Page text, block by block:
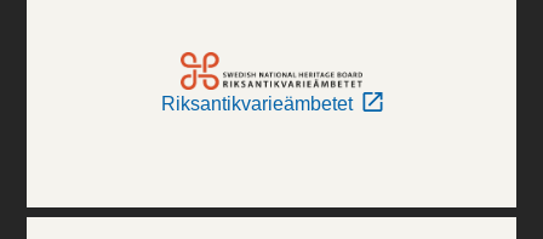
Riksantikvarieämbetet